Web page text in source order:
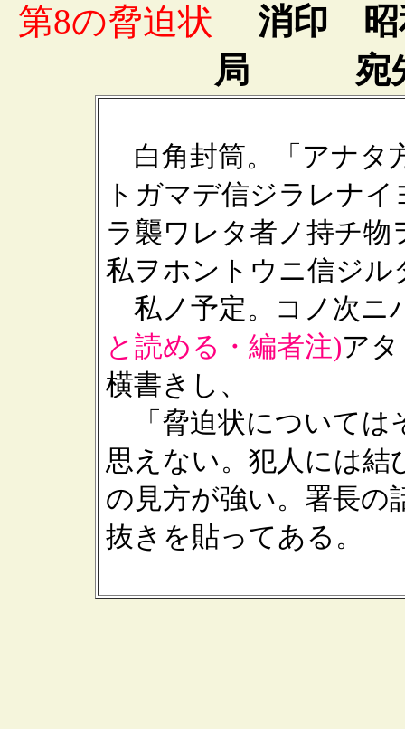
第8の脅迫状
消印 昭
局 宛先
白角封筒。「アナタ
トガマデ信ジラレナ
ラ襲ワレタ者ノ持チ
私ヲホントウニ信ジル
私ノ予定。コノ次ニ
と読める・編者注)ア
横書きし、
「脅迫状については
思えない。犯人には
の見方が強い。署長の
抜きを貼ってある。